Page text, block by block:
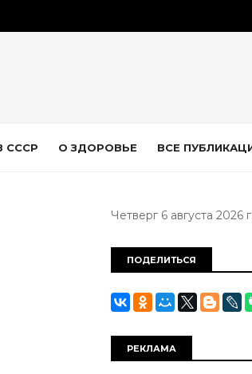
СССР О ЗДОРОВЬЕ ВСЕ
Четверг 6 августа 2026 г.
ПОДЕЛИТЬСЯ
РЕКЛАМА